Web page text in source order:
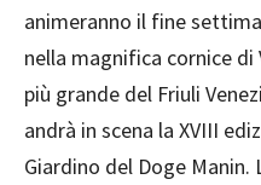
animeranno il fine
nella magnifica cornice
più grande del Friuli
andrà in scena la XVIII
Giardino del Doge Manin.